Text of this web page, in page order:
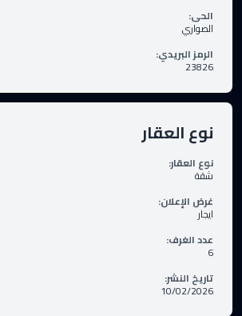
الحى:
الصواري
الرمز البريدي:
23826
نوع العقار
نوع العقار:
شقة
غرض الإعلان:
ايجار
عدد الغرف:
6
تاريخ النشر:
10/02/2026